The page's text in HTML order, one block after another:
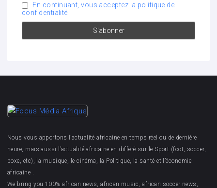
En continuant, vous acceptez la politique de
confidentialité
Nous vous apportons l’actualité africaine en temps réel ou de dernière
heure, mais aussi l’actualité africaine en différé sur le Sport (foot, soccer,
boxe, etc), la musique, le cinéma, la Politique, la santé et l’économie
africaine .
We bring you 100% african news, african music, african soccer news,